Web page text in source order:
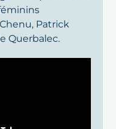
Patrick
Querbalec.